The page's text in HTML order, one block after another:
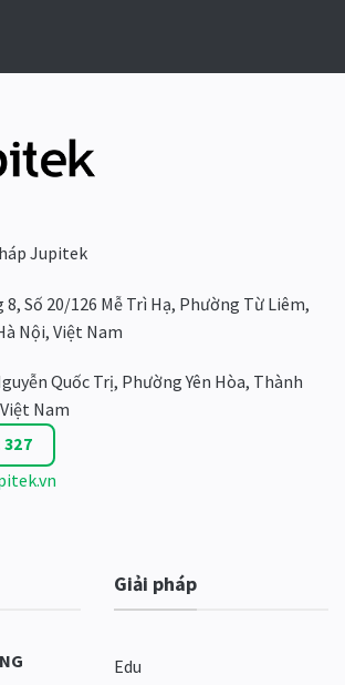
Jupitek
8, Số 20/126 Mễ Trì Hạ, Phường Từ Liêm,
Nội, Việt Nam
Quốc Trị, Phường Yên Hòa, Thành
Nam
327
Giải pháp
Edu